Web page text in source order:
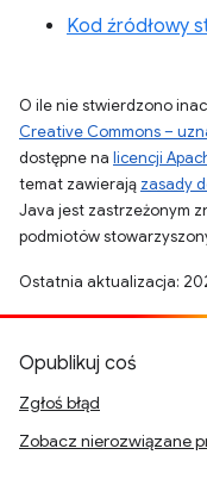
Kod źródłowy
O ile nie stwierdzono
Creative Commons –
dostępne na licencji
temat zawierają zasady
Java jest zastrzeżonym
podmiotów
Ostatnia aktualizacja:
Opublikuj coś
Zgłoś błąd
Zobacz nierozwiązane